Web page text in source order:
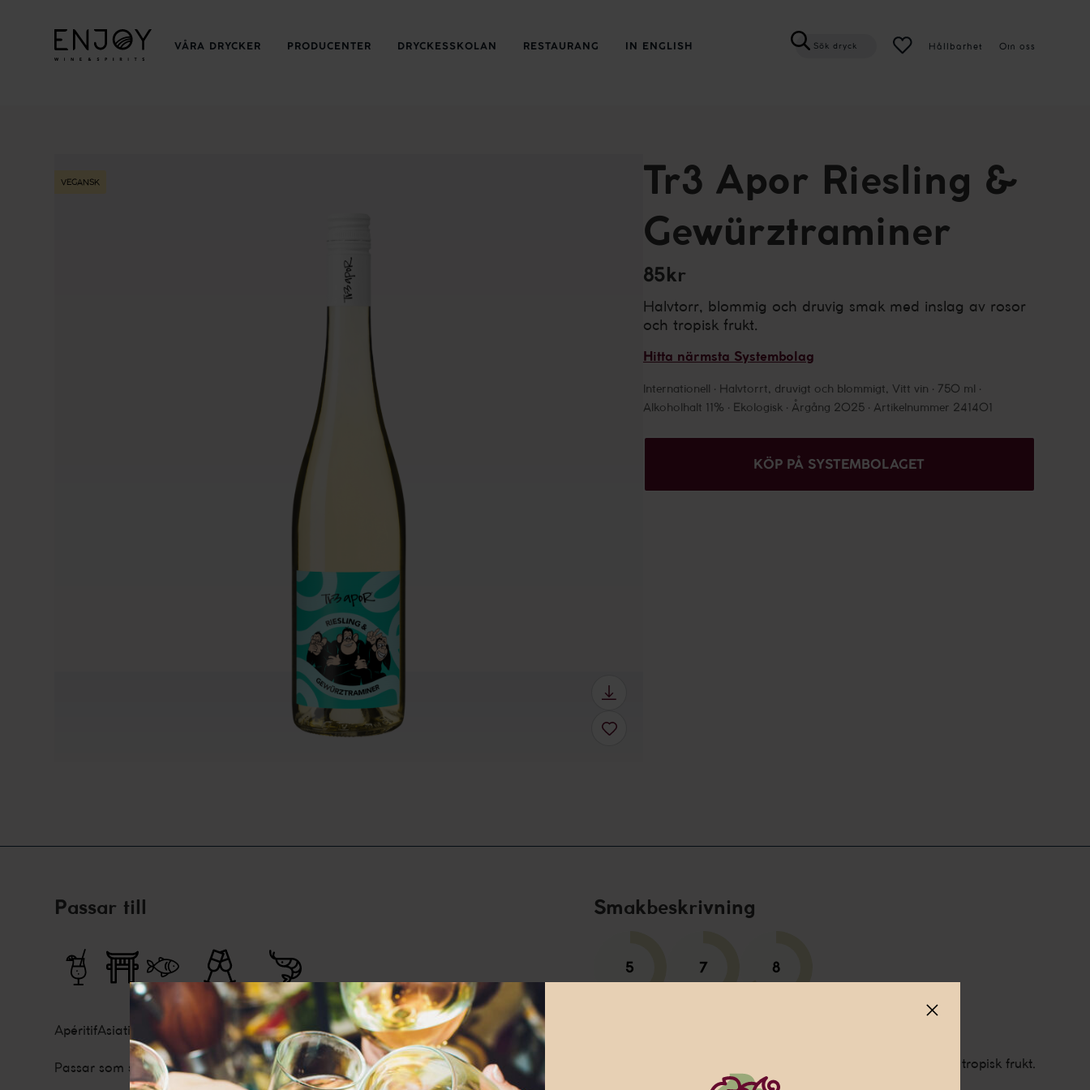
VÅRA DRYCKER PRODUCENTER DRYCKESSKOLAN RESTAURANG IN ENGLISH Sök dryck Hållbarhet Om oss
VEGANSK
Tr3 Apor Riesling &
Gewürztraminer
85kr
Halvtorr, blommig och druvig smak med inslag av rosor
och tropisk frukt.
Hitta närmsta Systembolag
Internationell Halvtorrt, druvigt och blommigt, Vitt vin
750 ml
Alkoholhalt 11%
Ekologisk Årgång 2025 Artikelnummer 241401
KÖP PÅ SYSTEMBOLAGET
Passar till
Passar som sällskapsvin eller till fisk-och skaldjursrätter, gärna asiatiskt.
ApéritifAsiatiskt Fisk SällskapsdryckSkaldjur
Smakbeskrivning
Halvtorr, blommig och druvig smak med inslag av rosor och tropisk frukt.
Denna webbplats innehåller information om